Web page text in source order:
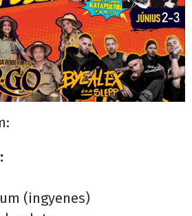
(ingyenes)